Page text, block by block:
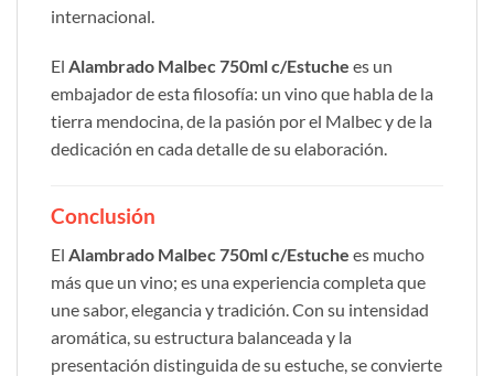
internacional.
El Alambrado Malbec 750ml c/Estuche es un
embajador de esta filosofía: un vino que habla de la
tierra mendocina, de la pasión por el Malbec y de la
dedicación en cada detalle de su elaboración.
Conclusión
El Alambrado Malbec 750ml c/Estuche es mucho
más que un vino; es una experiencia completa que
une sabor, elegancia y tradición. Con su intensidad
aromática, su estructura balanceada y la
presentación distinguida de su estuche, se convierte